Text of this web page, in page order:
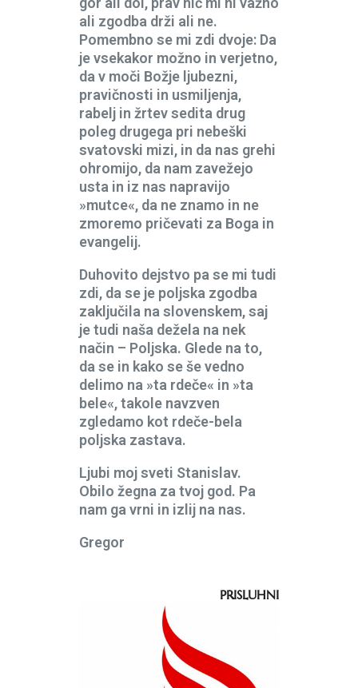
ali zgodba drži ali ne.
Pomembno se mi zdi dvoje: Da
je vsekakor možno in verjetno,
da v moči Božje ljubezni,
pravičnosti in usmiljenja,
rabelj in žrtev sedita drug
poleg drugega pri nebeški
svatovski mizi, in da nas grehi
ohromijo, da nam zavežejo
usta in iz nas napravijo
»mutce«, da ne znamo in ne
zmoremo pričevati za Boga in
evangelij.
Duhovito dejstvo pa se mi tudi
zdi, da se je poljska zgodba
zaključila na slovenskem, saj
je tudi naša dežela na nek
način – Poljska. Glede na to,
da se in kako se še vedno
delimo na »ta rdeče« in »ta
bele«, takole navzven
zgledamo kot rdeče-bela
poljska zastava.
Ljubi moj sveti Stanislav.
Obilo žegna za tvoj god. Pa
nam ga vrni in izlij na nas.
Gregor
PRISLUHNI